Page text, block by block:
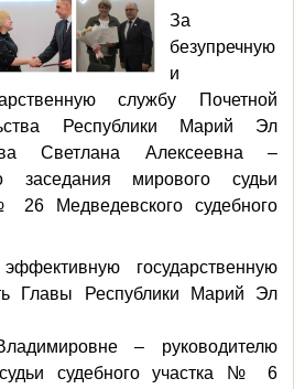
За
безупречную
и
службу Почетной
Республики Марий Эл
Светлана Алексеевна –
заседания мирового судьи
26 Медведевского судебного
государственную
Главы Республики Марий Эл
– руководителю
судебного участка № 6